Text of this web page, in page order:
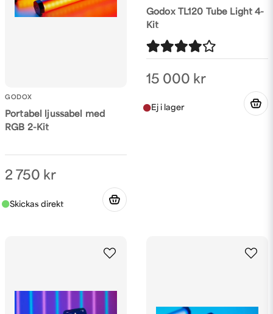
GODOX
Portabel ljussabel med
RGB 2-Kit
2 750 kr
Godox TL120 Tube Light 4-
Kit
15 000 kr